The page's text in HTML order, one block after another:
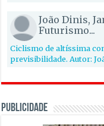
João Dinis,
Futurismo...
Ciclismo de altíssima
previsibilidade. Autor:
PUBLICIDADE